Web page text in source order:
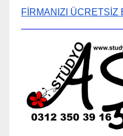
FİRMANIZI ÜCRETSİZ